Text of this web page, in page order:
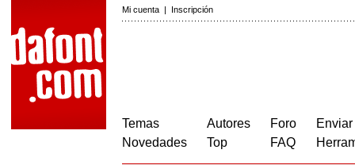
Mi cuenta | Inscripción
Temas
Novedades
Autores
Top
Foro
FAQ